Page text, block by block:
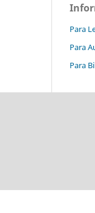
Para
Para
Para